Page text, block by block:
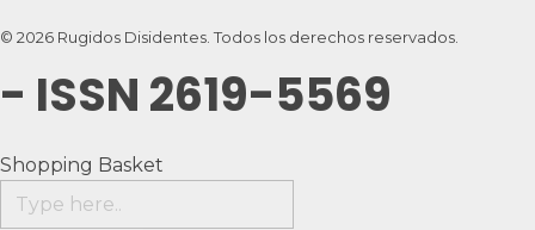
© 2026 Rugidos Disidentes. Todos los derechos reservados.
- ISSN 2619-5569
Shopping Basket